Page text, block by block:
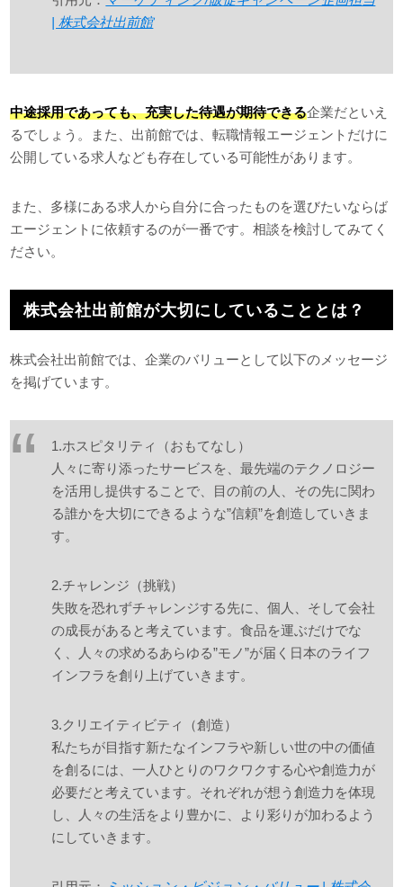
| 株式会社出前館
中途採用であっても、充実した待遇が期待できる企業だといえ
るでしょう。また、出前館では、転職情報エージェントだけに
公開している求人なども存在している可能性があります。
また、多様にある求人から自分に合ったものを選びたいならば
エージェントに依頼するのが一番です。相談を検討してみてく
ださい。
株式会社出前館が大切にしていることとは？
株式会社出前館では、企業のバリューとして以下のメッセージ
を掲げています。
1.ホスピタリティ（おもてなし）
人々に寄り添ったサービスを、最先端のテクノロジー
を活用し提供することで、目の前の人、その先に関わ
る誰かを大切にできるような”信頼”を創造していきま
す。
2.チャレンジ（挑戦）
失敗を恐れずチャレンジする先に、個人、そして会社
の成長があると考えています。食品を運ぶだけでな
く、人々の求めるあらゆる”モノ”が届く日本のライフ
インフラを創り上げていきます。
3.クリエイティビティ（創造）
私たちが目指す新たなインフラや新しい世の中の価値
を創るには、一人ひとりのワクワクする心や創造力が
必要だと考えています。それぞれが想う創造力を体現
し、人々の生活をより豊かに、より彩りが加わるよう
にしていきます。